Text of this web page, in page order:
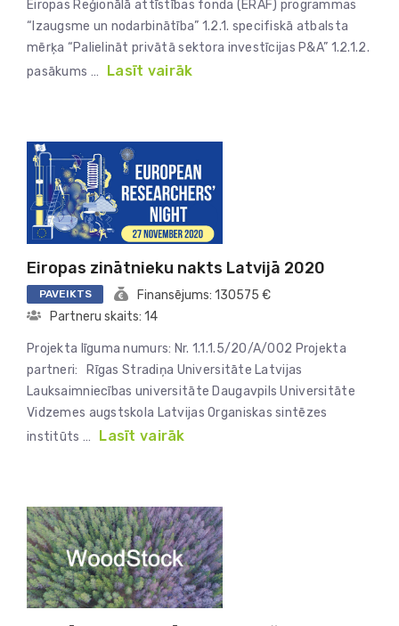
Eiropas Reģionālā attīstības fonda (ERAF) programmas
“Izaugsme un nodarbinātība” 1.2.1. specifiskā atbalsta
mērķa “Palielināt privātā sektora investīcijas P&A” 1.2.1.2.
pasākums …
Lasīt vairāk
Eiropas zinātnieku nakts Latvijā 2020
PAVEIKTS
Finansējums: 130575 €
Partneru skaits: 14
Projekta līguma numurs: Nr. 1.1.1.5/20/A/002 Projekta
partneri: Rīgas Stradiņa Universitāte Latvijas
Lauksaimniecības universitāte Daugavpils Universitāte
Vidzemes augstskola Latvijas Organiskas sintēzes
institūts …
Lasīt vairāk